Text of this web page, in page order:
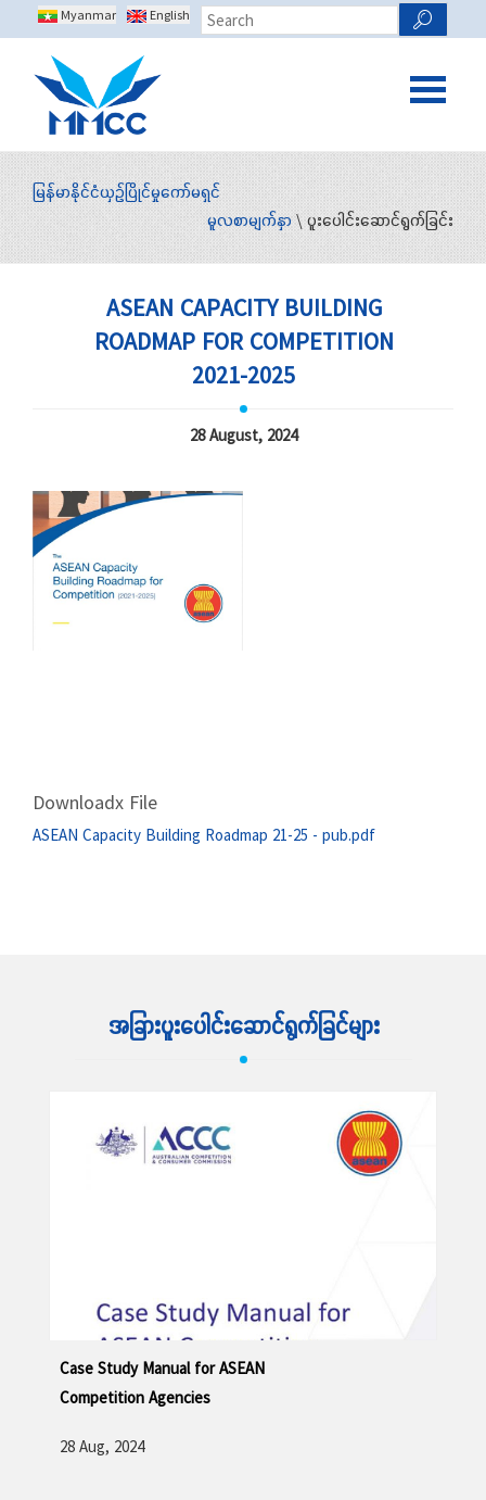
Myanmar English
မြန်မာနိုင်ငံယှဉ်ပြိုင်မှုကော်မရှင်
မူလစာမျက်နှာ \ ပူးပေါင်းဆောင်ရွက်ခြင်း
ASEAN CAPACITY BUILDING
ROADMAP FOR COMPETITION
2021-2025
28 August, 2024
Downloadx File
ASEAN Capacity Building Roadmap 21-25 - pub.pdf
အခြားပူးပေါင်းဆောင်ရွက်ခြင်များ
Case Study Manual for ASEAN
Competition Agencies
28 Aug, 2024
ဆက်လက်ဖတ်ရှု့ရန်